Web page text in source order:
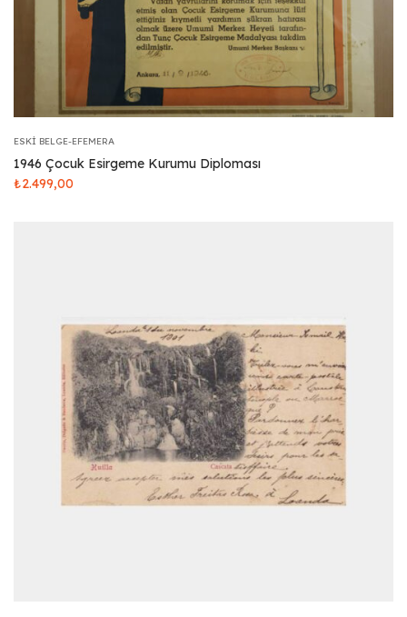
ESKI BELGE-EFEMERA
1946 Çocuk Esirgeme Kurumu Diploması
₺2.499,00